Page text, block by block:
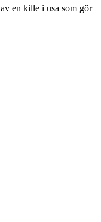
en kille i usa som gör